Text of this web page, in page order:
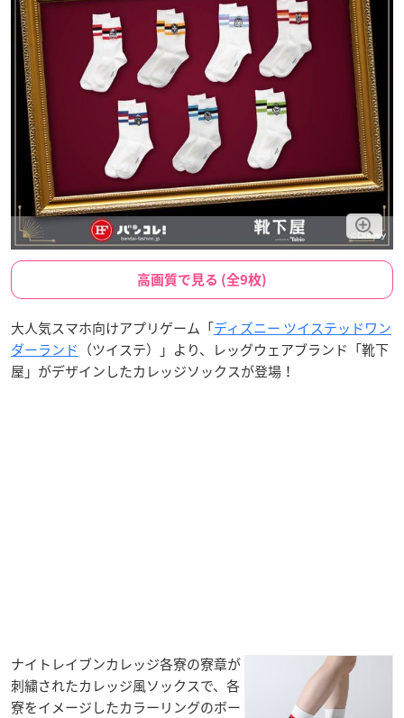
高画質で見る (全9枚)
大人気スマホ向けアプリゲーム「ディズニー ツイステッドワン
ダーランド （ツイステ）」より、レッグウェアブランド「靴下
屋」がデザインしたカレッジソックスが登場！
ナイトレイブンカレッジ各寮の寮章が
刺繍されたカレッジ風ソックスで、各
寮をイメージしたカラーリングのボー